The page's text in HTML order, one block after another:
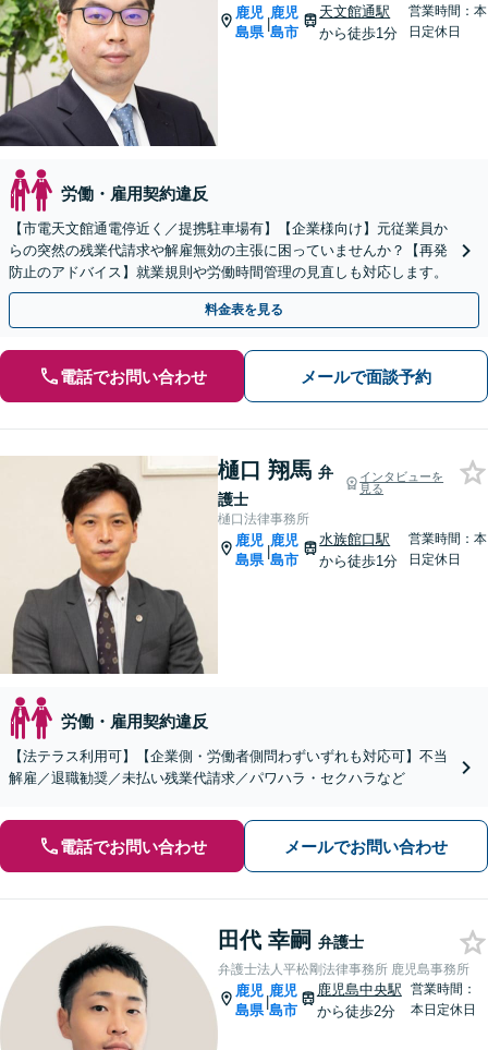
鹿児
島県
|
鹿児
島市
天文館通駅
から徒歩1分
営業時間：本
日定休日
労働・雇用契約違反
【市電天文館通電停近く／提携駐車場有】【企業様向け】元従業員か
らの突然の残業代請求や解雇無効の主張に困っていませんか？【再発
防止のアドバイス】就業規則や労働時間管理の見直しも対応します。
料金表を見る
電話でお問い合わせ メールで面談予約
樋口 翔馬 弁
護士
インタビューを
見る
樋口法律事務所
鹿児
島県
|
鹿児
島市
水族館口駅
から徒歩1分
営業時間：本
日定休日
労働・雇用契約違反
【法テラス利用可】【企業側・労働者側問わずいずれも対応可】不当
解雇／退職勧奨／未払い残業代請求／パワハラ・セクハラなど
電話でお問い合わせ メールでお問い合わせ
田代 幸嗣 弁護士
弁護士法人平松剛法律事務所 鹿児島事務所
鹿児
島県
|
鹿児
島市
鹿児島中央駅
から徒歩2分
営業時間：
本日定休日